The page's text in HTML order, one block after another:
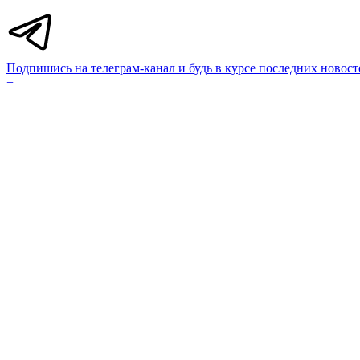
Подпишись на телеграм-канал и будь в курсе последних
+